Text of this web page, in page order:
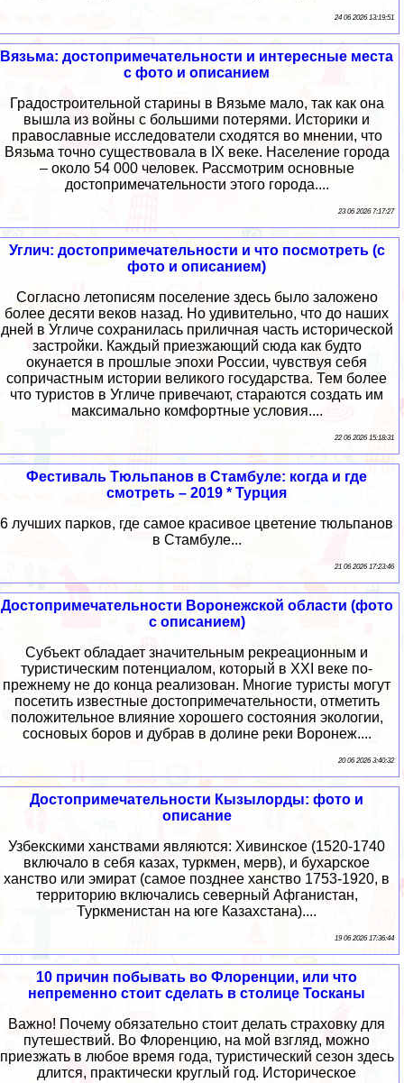
24 06 2026 13:19:51
Вязьма: достопримечательности и интересные места
с фото и описанием
Градостроительной старины в Вязьме мало, так как она
вышла из войны с большими потерями. Историки и
православные исследователи сходятся во мнении, что
Вязьма точно существовала в IX веке. Население города
– около 54 000 человек. Рассмотрим основные
достопримечательности этого города....
23 06 2026 7:17:27
Углич: достопримечательности и что посмотреть (с
фото и описанием)
Согласно летописям поселение здесь было заложено
более десяти веков назад. Но удивительно, что до наших
дней в Угличе сохранилась приличная часть исторической
застройки. Каждый приезжающий сюда как будто
окунается в прошлые эпохи России, чувствуя себя
сопричастным истории великого государства. Тем более
что туристов в Угличе привечают, стараются создать им
максимально комфортные условия....
22 06 2026 15:18:31
Фестиваль Тюльпанов в Стамбуле: когда и где
смотреть – 2019 * Турция
6 лучших парков, где самое красивое цветение тюльпанов
в Стамбуле...
21 06 2026 17:23:46
Достопримечательности Воронежской области (фото
с описанием)
Субъект обладает значительным рекреационным и
туристическим потенциалом, который в XXI веке по-
прежнему не до конца реализован. Многие туристы могут
посетить известные достопримечательности, отметить
положительное влияние хорошего состояния экологии,
сосновых боров и дубрав в долине реки Воронеж....
20 06 2026 3:40:32
Достопримечательности Кызылорды: фото и
описание
Узбекскими ханствами являются: Хивинское (1520-1740
включало в себя казах, туркмен, мерв), и бухарское
ханство или эмират (самое позднее ханство 1753-1920, в
территорию включались северный Афганистан,
Туркменистан на юге Казахстана)....
19 06 2026 17:36:44
10 причин побывать во Флоренции, или что
непременно стоит сделать в столице Тосканы
Важно! Почему обязательно стоит делать страховку для
путешествий. Во Флоренцию, на мой взгляд, можно
приезжать в любое время года, туристический сезон здесь
длится, практически круглый год. Историческое